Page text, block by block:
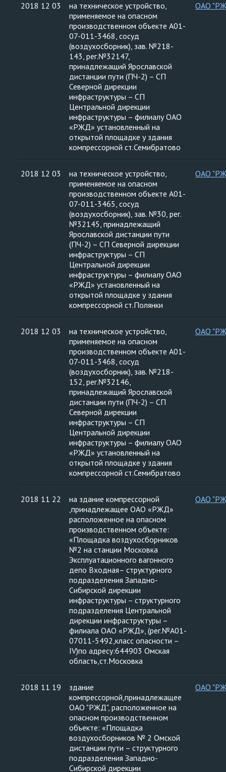
2018 12 03
на техническое устройство,
применяемое на опасном
производственном объекте А01-
07-011-3468, сосуд
(воздухосборник), зав. №218-
143, рег.№32147,
принадлежащий Ярославской
дистанции пути (ПЧ-2) – СП
Северной дирекции
инфраструктуры – СП
Центральной дирекции
инфраструктуры – филиалу ОАО
«РЖД» установленный на
открытой площадке у здания
компрессорной ст.Семибратово
ОАО
2018 12 03
на техническое устройство,
применяемое на опасном
производственном объекте А01-
07-011-3465, сосуд
(воздухосборник), зав. №30, рег.
№32145, принадлежащий
Ярославской дистанции пути
(ПЧ-2) – СП Северной дирекции
инфраструктуры – СП
Центральной дирекции
инфраструктуры – филиалу ОАО
«РЖД» установленный на
открытой площадке у здания
компрессорной ст.Полянки
ОАО
2018 12 03
на техническое устройство,
применяемое на опасном
производственном объекте А01-
07-011-3468, сосуд
(воздухосборник), зав. №218-
152, рег.№32146,
принадлежащий Ярославской
дистанции пути (ПЧ-2) – СП
Северной дирекции
инфраструктуры – СП
Центральной дирекции
инфраструктуры – филиалу ОАО
«РЖД» установленный на
открытой площадке у здания
компрессорной ст.Семибратово
ОАО
2018 11 22
на здание компрессорной
,принадлежащее ОАО «РЖД»
расположенное на опасном
производственном объекте:
«Площадка воздухосборников
№2 на станции Московка
Эксплуатационного вагонного
депо Входная– структурного
подразделения Западно-
Сибирской дирекции
инфраструктуры – структурного
подразделения Центральной
дирекции инфраструктуры –
филиала ОАО «РЖД», (рег.№А01-
07011-5492,класс опасности –
IV)по адресу:644903 Омская
область,ст.Московка
ОАО
2018 11 19
здание
компрессорной,принадлежащее
ОАО "РЖД", расположенное на
опасном производственном
объекте: «Площадка
воздухосборников № 2 Омской
дистанции пути – структурного
подразделения Западно-
Сибирской дирекции
ОАО